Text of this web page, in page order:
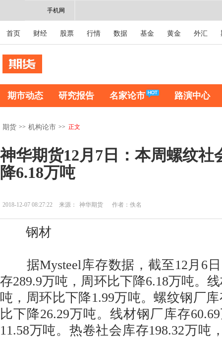
手机网
首页 财经 股票 行情 数据 基金 黄金 外汇
期市动态 研究报告 名家论市 路演中心
期货 >> 机构论市 >> 正文
神华期货12月7日：本周螺纹社
降6.18万吨
2018-12-07 08:27:22 来源： 神华期货 作者：佚名
钢材
据Mysteel库存数据，截至12月6日
存289.9万吨，周环比下降6.18万吨。
吨，周环比下降1.99万吨。螺纹钢厂
比下降26.29万吨。线材钢厂库存
11.58万吨。热卷社会库存198.32万吨